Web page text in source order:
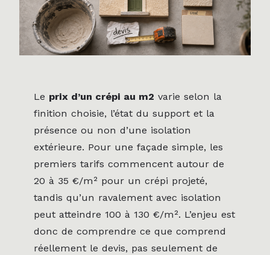
Le prix d’un crépi au m2 varie selon la
finition choisie, l’état du support et la
présence ou non d’une isolation
extérieure. Pour une façade simple, les
premiers tarifs commencent autour de
20 à 35 €/m² pour un crépi projeté,
tandis qu’un ravalement avec isolation
peut atteindre 100 à 130 €/m². L’enjeu est
donc de comprendre ce que comprend
réellement le devis, pas seulement de